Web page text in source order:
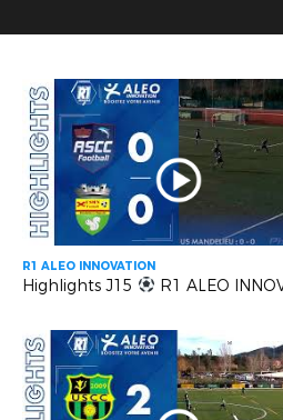
R1 ALEO INNOVATION
Highlights J15 R1 ALEO INNOVATION | AS Cagnes Le Croc vs